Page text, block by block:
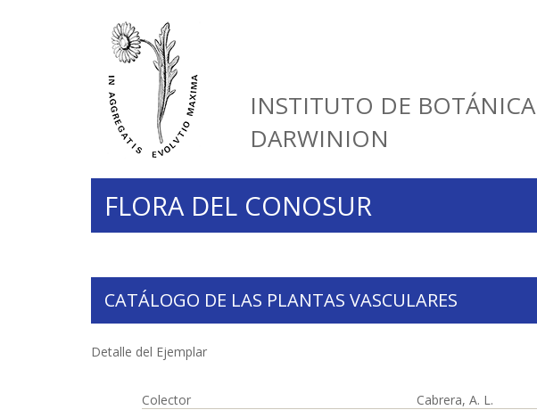
INSTITUTO DE BOTÁNICA
DARWINION
FLORA DEL CONOSUR
CATÁLOGO DE LAS PLANTAS VASCULARES
Detalle del Ejemplar
Colector
Cabrera, A. L.